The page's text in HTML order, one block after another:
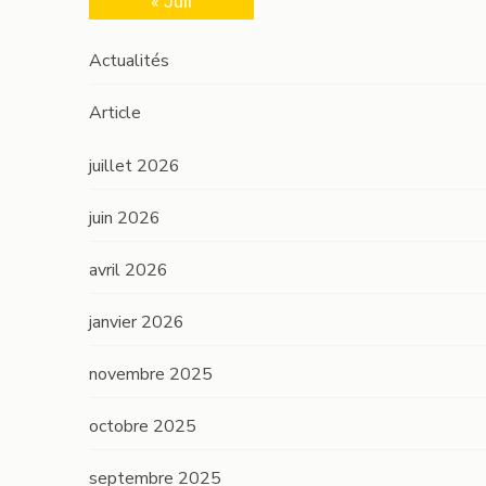
Actualités
Article
juillet 2026
juin 2026
avril 2026
janvier 2026
novembre 2025
octobre 2025
septembre 2025